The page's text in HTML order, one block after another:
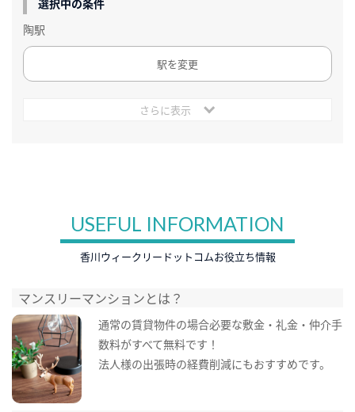
陶駅
駅を変更
さらに表示
USEFUL INFORMATION
香川ウィークリードットコムお役立ち情報
マンスリーマンションとは？
通常の賃貸物件の場合必要な敷金・礼金・仲介手
数料がすべて無料です！
法人様の出張時の経費削減にもおすすめです。